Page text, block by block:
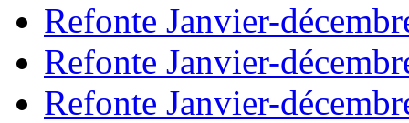
Refonte Janvier-
Refonte Janvier-
Refonte Janvier-